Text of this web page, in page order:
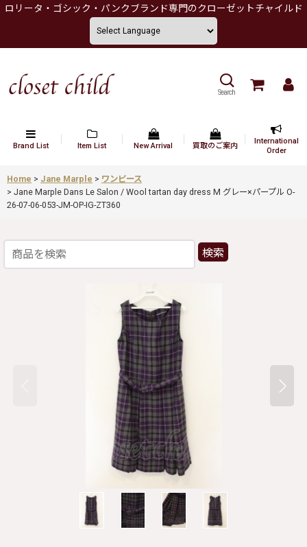
ロリータ・ゴシック・パンクブランド専門のクローゼットチャイルド
Search
Brand List Item List New Arrival 買取のご案内
International
Order
Home > Jane Marple > ワンピース
> Jane Marple Dans Le Salon / Wool tartan day dress M グレー×パープル O-
26-07-06-053-JM-OP-IG-ZT360
検索